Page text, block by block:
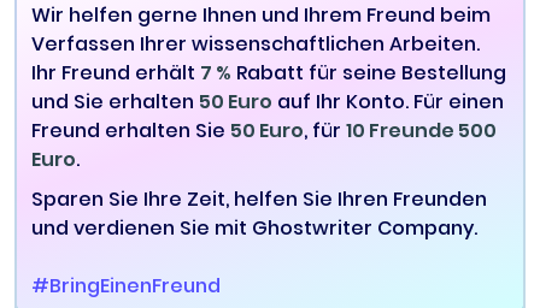
Wir helfen gerne Ihnen und Ihrem Freund beim
Verfassen Ihrer wissenschaftlichen Arbeiten.
Ihr Freund erhält 7 % Rabatt für seine Bestellung
und Sie erhalten 50 Euro auf Ihr Konto. Für einen
Freund erhalten Sie 50 Euro, für 10 Freunde 500
Euro.
Sparen Sie Ihre Zeit, helfen Sie Ihren Freunden
und verdienen Sie mit Ghostwriter Company.
#BringEinenFreund